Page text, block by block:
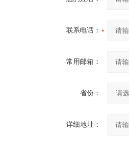
联系电话：
常用邮箱：
省份：
详细地址：